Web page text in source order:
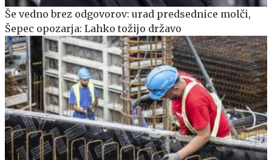
Še vedno brez odgovorov: urad predsednice molči,
Šepec opozarja: Lahko tožijo državo